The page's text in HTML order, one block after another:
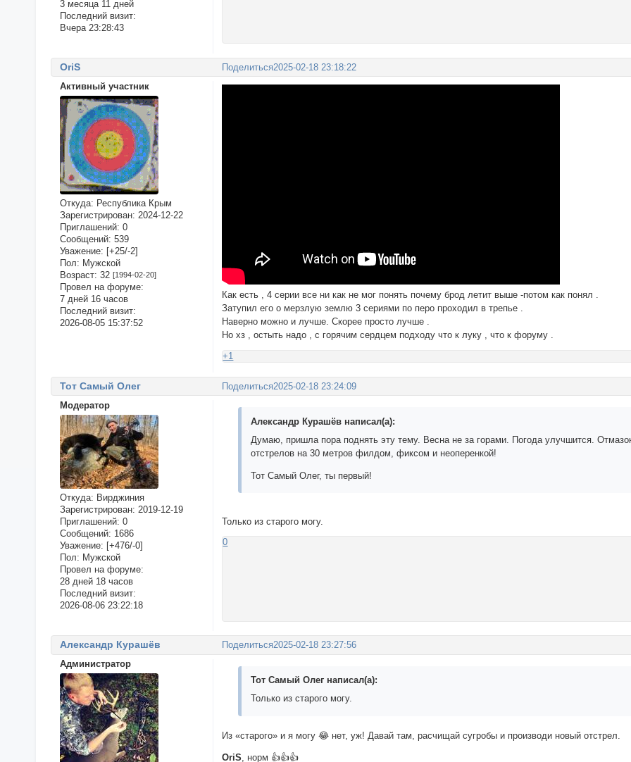
3 месяца 11 дней
Последний визит:
Вчера 23:28:43
Поделиться2025-02-18 23:18:22
OriS
Активный участник
Откуда: Республика Крым
Зарегистрирован: 2024-12-22
Приглашений: 0
Сообщений: 539
Уважение: [+25/-2]
Пол: Мужской
Возраст: 32 [1994-02-20]
Провел на форуме:
7 дней 16 часов
Последний визит:
2026-08-05 15:37:52
Как есть , 4 серии все ни как не мог понять почему брод летит выше -потом как понял .
Затупил его о мерзлую землю 3 сериями по перо проходил в трепье .
Наверно можно и лучше. Скорее просто лучше .
Но хз , остыть надо , с горячим сердцем подходу что к луку , что к форуму .
+1
Поделиться2025-02-18 23:24:09
Тот Самый Олег
Модератор
Откуда: Вирджиния
Зарегистрирован: 2019-12-19
Приглашений: 0
Сообщений: 1686
Уважение: [+476/-0]
Пол: Мужской
Провел на форуме:
28 дней 18 часов
Последний визит:
2026-08-06 23:22:18
Александр Курашёв написал(а):
Думаю, пришла пора поднять эту тему. Весна не за горами. Погода улучшится.
отстрелов на 30 метров филдом, фиксом и неоперенкой!
Тот Самый Олег, ты первый!
Только из старого могу.
0
Поделиться2025-02-18 23:27:56
Александр Курашёв
Администратор
Тот Самый Олег написал(а):
Только из старого могу.
Из «старого» и я могу 😂 нет, уж! Давай там, расчищай сугробы и производи новый отстрел.
OriS, норм 👍👍👍